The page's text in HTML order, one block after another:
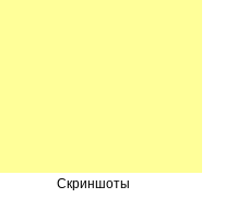
Скриншоты